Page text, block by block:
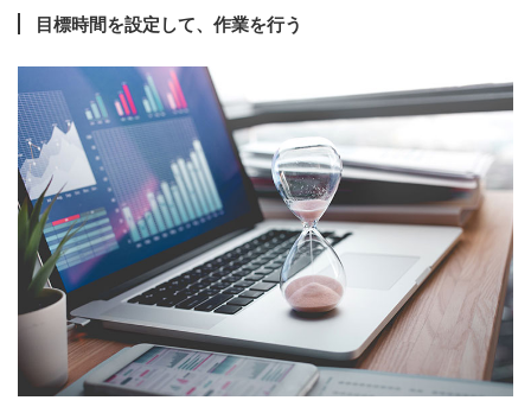
目標時間を設定して、作業を行う